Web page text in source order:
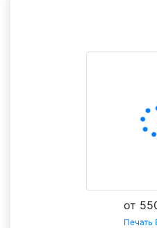
Сравните оттиск с
от
Печать